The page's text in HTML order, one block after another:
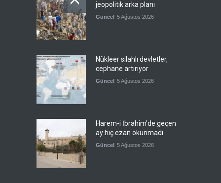
jeopolitik arka planı
Güncel 5 Ağustos 2026
Nükleer silahlı devletler,
cephane artırıyor
Güncel 5 Ağustos 2026
Harem-i İbrahim'de geçen
ay hiç ezan okunmadı
Güncel 5 Ağustos 2026